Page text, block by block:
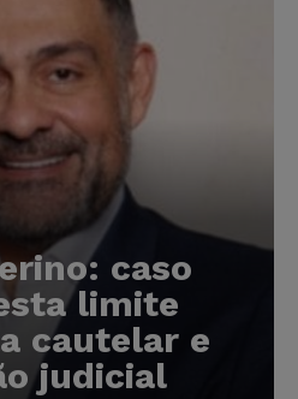
caso
limite
cautelar e
judicial